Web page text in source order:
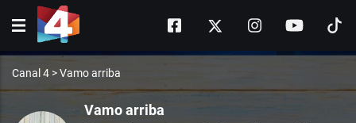
Canal 4 >Vamo arriba
Vamo arriba